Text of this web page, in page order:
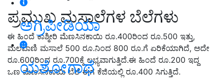
ಅಗ್ರಿಪೀಡಿಯಾ
ಯಶೋಗಾಥೆ
ಪ್ರಮುಖ ಮಸಾಲೆಗಳ ಬೆಲೆಗಳು
ಈ ಹಿಂದೆ ಕಾಶ್ಮೀರಿ ಮೆಣಸಿನಕಾಯಿ ರೂ.400ರಿಂದ ರೂ.500 ಇತ್ತು,
ಮಲವಾಣಿ ಮಸಾಲೆ 500 ರೂ.ನಿಂದ 800 ರೂ.ಗೆ ಏರಿಕೆಯಾಗಿದೆ, ಅದೇ
ರೂ.600ರಿಂದ ರೂ.700ಕ್ಕೆ ಲಭ್ಯವಾಗುತ್ತಿದೆ.ಈ ಹಿಂದೆ ರೂ.200 ಇದ್ದ
ಒಣ ಮೆಣಸಿನಕಾಯಿ ಬೆಲೆ ಈಗ ಕೆಜಿಯಲ್ಲಿ ರೂ.400 ಸಿಗುತ್ತಿದೆ.